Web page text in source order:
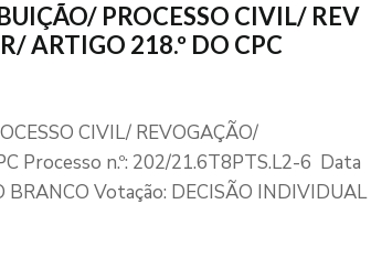
PROCESSO CIVIL/ REV
ARTIGO 218.º DO CPC
CIVIL/ REVOGAÇÃO/
Processo n.º: 202/21.6T8PTS.L2-6 Data
Votação: DECISÃO INDIVIDUAL